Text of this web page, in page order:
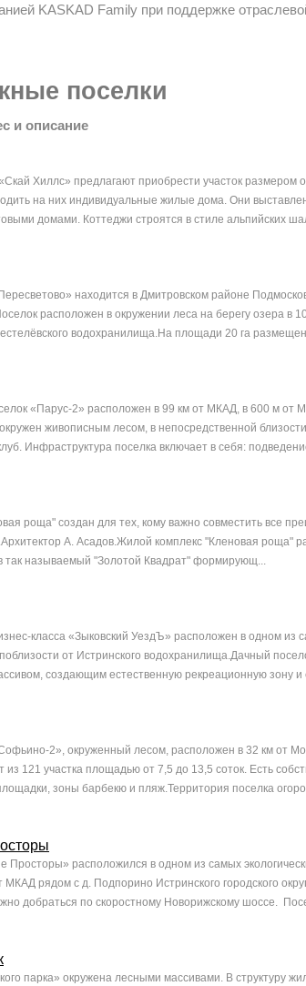
KASKAD Family при поддержке
поселки
и описание
Хиллс» предлагают приобрести участок размером
на них индивидуальные жилые дома. Они
домами. Коттеджи строятся в стиле альпийских
находится в Дмитровском районе
расположен в окружении леса на берегу озера в
водохранилища.На площади 20 га
«Парус-2» расположен в 99 км от МКАД, в 600 м от
живописным лесом, в непосредственной
Инфраструктура поселка включает в себя:
роща" создан для тех, кому важно совместить все
А. Асадов.Жилой комплекс "Кленовая роща"
так называемый "Золотой Квадрат" формирующ...
класса «Зыковский УездЪ» расположен в одном из
от Истринского водохранилища.Дачный
создающим естественную рекреационную зону и
2», окруженный лесом, расположен в 32 км от
из 121 участка площадью от 7,5 до 13,5 соток. Есть
зоны барбекю и пляж.Территория поселка
Просторы» расположился в одном из самых
МКАД рядом с д. Подпорино Истринского городского
добраться по скоростному Новорижскому шоссе.
парка» окружена лесными массивами. В структуру